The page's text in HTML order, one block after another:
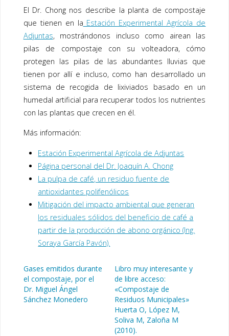
El Dr. Chong nos describe la planta de compostaje
que tienen en la Estación Experimental Agrícola de
Adjuntas, mostrándonos incluso como airean las
pilas de compostaje con su volteadora, cómo
protegen las pilas de las abundantes lluvias que
tienen por allí e incluso, como han desarrollado un
sistema de recogida de lixiviados basado en un
humedal artificial para recuperar todos los nutrientes
con las plantas que crecen en él.
Más información:
Estación Experimental Agrícola de Adjuntas
Página personal del Dr. Joaquín A. Chong
La pulpa de café, un residuo fuente de
antioxidantes polifenólicos
Mitigación del impacto ambiental que generan
los residuales sólidos del beneficio de café a
partir de la producción de abono orgánico (Ing.
Soraya García Pavón).
Gases emitidos durante
el compostaje, por el
Dr. Miguel Ángel
Sánchez Monedero
Libro muy interesante y
de libre acceso:
«Compostaje de
Residuos Municipales»
Huerta O, López M,
Soliva M, Zaloña M
(2010).